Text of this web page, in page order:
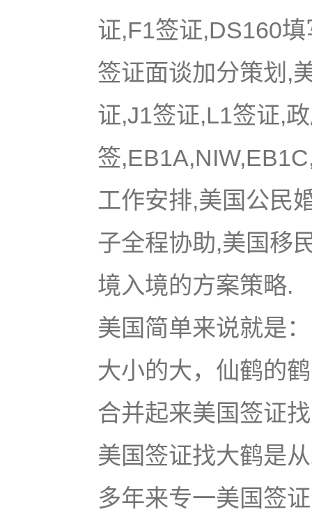
证,F1签证,DS160
签证面谈加分策划,
证,J1签证,L1签证,
签
工作安排,美国公民
子全程协助,美国移
境入境的方案策略.
美国简单来说就是
大小的大，仙鹤的
合并起来美国签证
美国签证找大鹤是
多年来专一美国签